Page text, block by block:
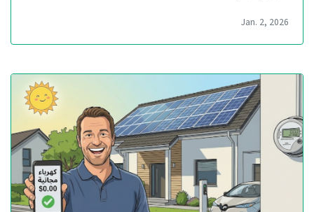
Jan. 2, 2026